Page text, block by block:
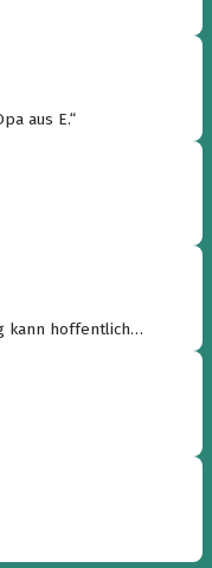
aus E.“
kann hoffentlich